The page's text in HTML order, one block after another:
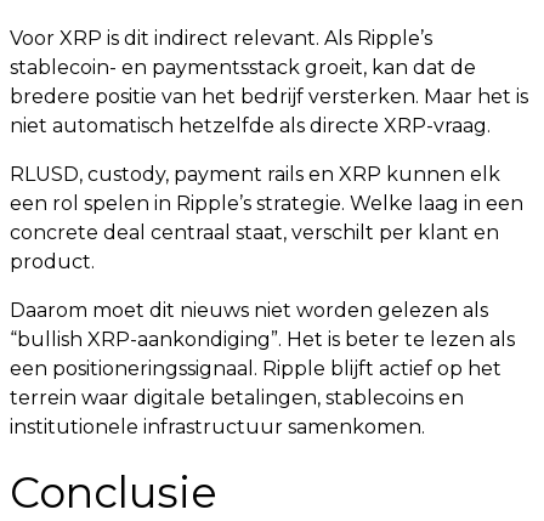
Voor XRP is dit indirect relevant. Als Ripple’s
stablecoin- en paymentsstack groeit, kan dat de
bredere positie van het bedrijf versterken. Maar het is
niet automatisch hetzelfde als directe XRP-vraag.
RLUSD, custody, payment rails en XRP kunnen elk
een rol spelen in Ripple’s strategie. Welke laag in een
concrete deal centraal staat, verschilt per klant en
product.
Daarom moet dit nieuws niet worden gelezen als
“bullish XRP-aankondiging”. Het is beter te lezen als
een positioneringssignaal. Ripple blijft actief op het
terrein waar digitale betalingen, stablecoins en
institutionele infrastructuur samenkomen.
Conclusie